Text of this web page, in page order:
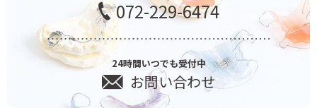
072-229-6474
24時間いつでも受付中
お問い合わせ